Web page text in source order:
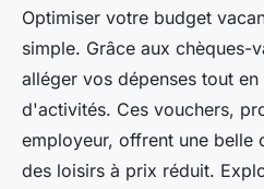
Optimisez votre
vacances avec
Camille•4 avril 2025•3 min de
Optimiser votre budget
simple. Grâce aux chèques-
alléger vos dépenses tout
d'activités. Ces vouchers,
employeur, offrent une belle
des loisirs à prix réduit.